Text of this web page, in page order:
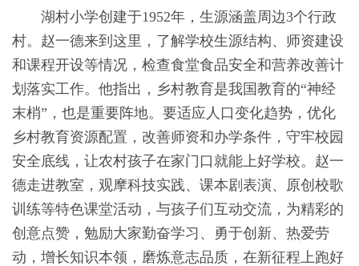
湖村小学创建于1952年，生源涵盖周边3个行政
村。赵一德来到这里，了解学校生源结构、师资建设
和课程开设等情况，检查食堂食品安全和营养改善计
划落实工作。他指出，乡村教育是我国教育的“神经
末梢”，也是重要阵地。要适应人口变化趋势，优化
乡村教育资源配置，改善师资和办学条件，守牢校园
安全底线，让农村孩子在家门口就能上好学校。赵一
德走进教室，观摩科技实践、课本剧表演、原创校歌
训练等特色课堂活动，与孩子们互动交流，为精彩的
创意点赞，勉励大家勤奋学习、勇于创新、热爱劳
动，增长知识本领，磨炼意志品质，在新征程上跑好